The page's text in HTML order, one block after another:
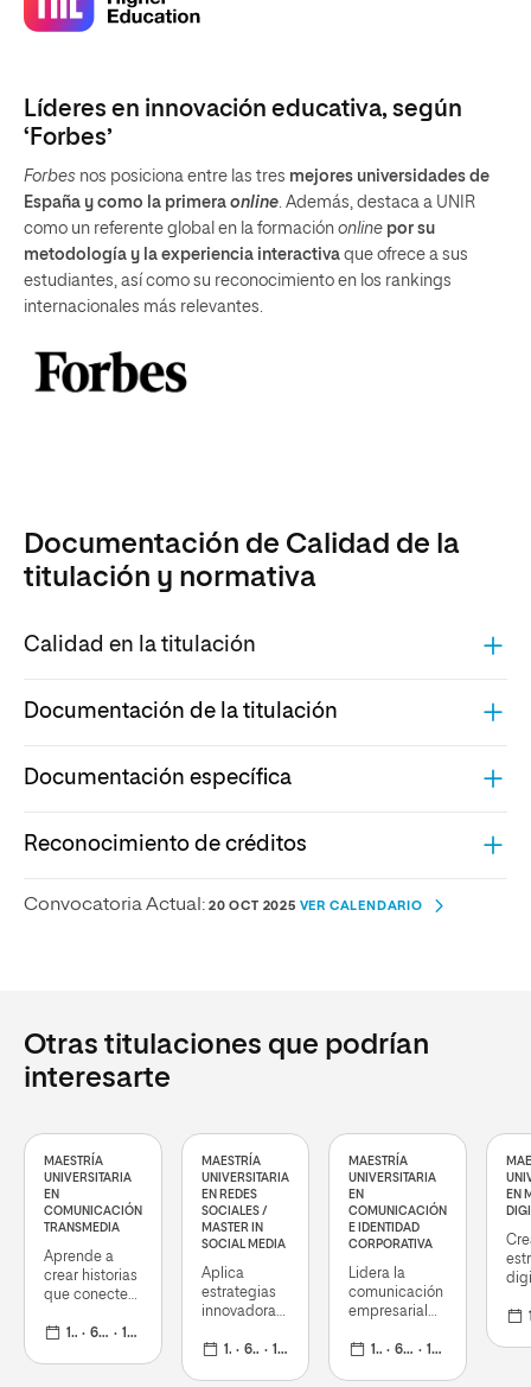
Líderes en innovación educativa, según
‘Forbes’
Forbes nos posiciona entre las tres mejores universidades de
España y como la primera online. Además, destaca a UNIR
como un referente global en la formación online por su
metodología y la experiencia interactiva que ofrece a sus
estudiantes, así como su reconocimiento en los rankings
internacionales más relevantes.
Documentación de Calidad de la
titulación y normativa
Calidad en la titulación
Documentación de la titulación
Documentación específica
Reconocimiento de créditos
Convocatoria Actual: 20 OCT 2025 VER CALENDARIO
Otras titulaciones que podrían
interesarte
MAESTRÍA
UNIVERSITARIA
EN
COMUNICACIÓN
TRANSMEDIA
Aprende a
crear historias
que conecten
potencien
1 curso 60 ECTS 16 mar 2026
MAESTRÍA
UNIVERSITARIA
EN REDES
SOCIALES /
MASTER IN
SOCIAL MEDIA
Aplica
estrategias
innovadoras
de datos,
1 curso 60 ECTS 16 mar 2026
MAESTRÍA
UNIVERSITARIA
EN
COMUNICACIÓN
E IDENTIDAD
CORPORATIVA
Lidera la
comunicación
empresarial
un programa
1 curso 60 ECTS 16 mar 2026
EN
1